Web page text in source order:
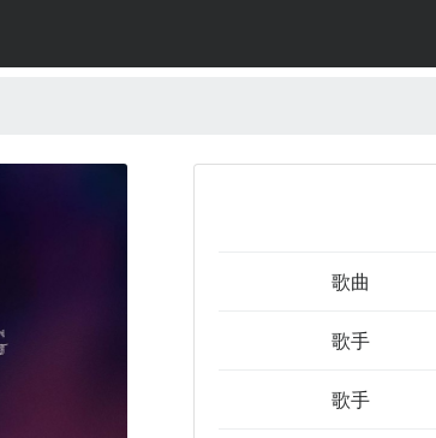
歌曲
歌手
歌手